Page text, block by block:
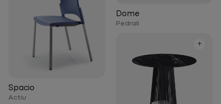
Dome
Pedrali
Spacio
Actiu
+